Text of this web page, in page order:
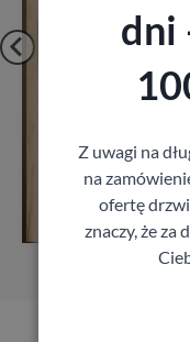
dni
Z uwagi na
na
ofertę
znaczy, że za